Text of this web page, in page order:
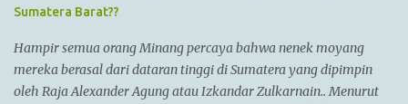
Sumatera Barat??
Hampir semua orang Minang percaya bahwa nenek moyang
mereka berasal dari dataran tinggi di Sumatera yang dipimpin
oleh Raja Alexander Agung atau Izkandar Zulkarnain.. Menurut